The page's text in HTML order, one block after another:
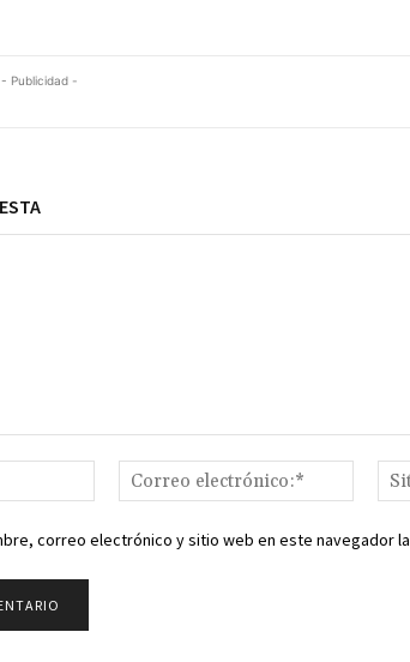
- Publicidad -
Nombre:*
Correo
correo electrónico y sitio web en este navegador